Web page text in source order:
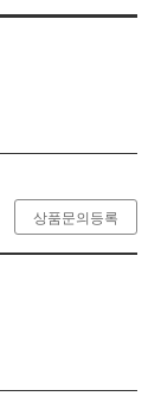
상품문의등록